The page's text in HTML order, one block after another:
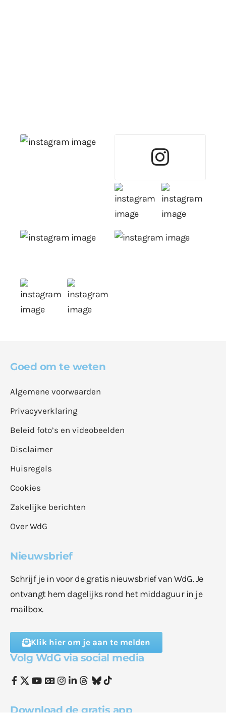
Goed om te weten
Algemene voorwaarden
Privacyverklaring
Beleid foto’s en videobeelden
Disclaimer
Huisregels
Cookies
Zakelijke berichten
Over WdG
Nieuwsbrief
Schrijf je in voor de gratis nieuwsbrief van WdG. Je
ontvangt hem dagelijks rond het middaguur in je
mailbox.
Klik hier om je aan te melden
Volg WdG via social media
Download de gratis app